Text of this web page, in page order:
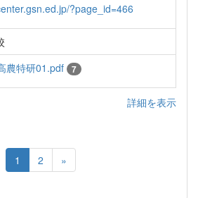
?page_id=466
農特研01.pdf 7
詳細を表示
1 2 »